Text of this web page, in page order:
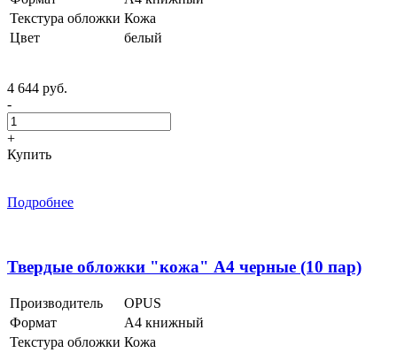
Текстура обложки Кожа
Цвет
белый
4 644 руб.
-
+
Купить
Подробнее
Твердые обложки "кожа" А4 черные (10 пар)
Производитель
OPUS
Формат
А4 книжный
Текстура обложки Кожа